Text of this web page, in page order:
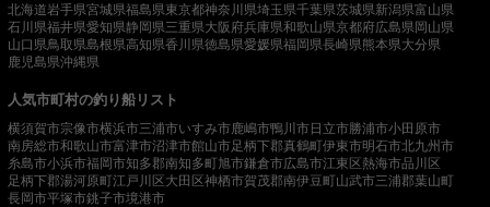
北海道岩手県宮城県福島県東京都神奈川県埼玉県千葉県茨城県新潟県富山県
石川県福井県愛知県静岡県三重県大阪府兵庫県和歌山県京都府広島県岡山県
山口県鳥取県島根県高知県香川県徳島県愛媛県福岡県長崎県熊本県大分県
鹿児島県沖縄県
人気市町村の釣り船リスト
横須賀市宗像市横浜市三浦市いすみ市鹿嶋市鴨川市日立市勝浦市小田原市
南房総市和歌山市富津市沼津市館山市足柄下郡真鶴町伊東市明石市北九州市
糸島市小浜市福岡市知多郡南知多町旭市鎌倉市広島市江東区熱海市品川区
足柄下郡湯河原町江戸川区大田区神栖市賀茂郡南伊豆町山武市三浦郡葉山町
長岡市平塚市銚子市境港市